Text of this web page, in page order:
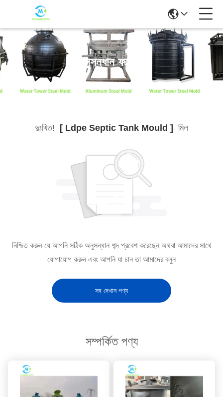
অনুসন্ধান ফলাফল
দুঃখিত! [ Ldpe Septic Tank Mould ] মিল
নিশ্চিত করুন যে আপনি সঠিক অনুসন্ধান শব্দ প্রবেশ করেছেন অথবা আমাদের সাথে
যোগাযোগ করুন এবং আপনি যা চান তা আমাদের বলুন
সব দেখান পণ্য
সম্পর্কিত পণ্য